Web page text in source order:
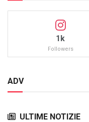
1k
Followers
ADV
ULTIME NOTIZIE